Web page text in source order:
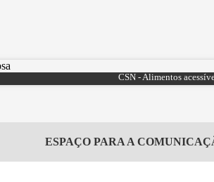
CSN - Alimentos
ESPAÇO PARA A